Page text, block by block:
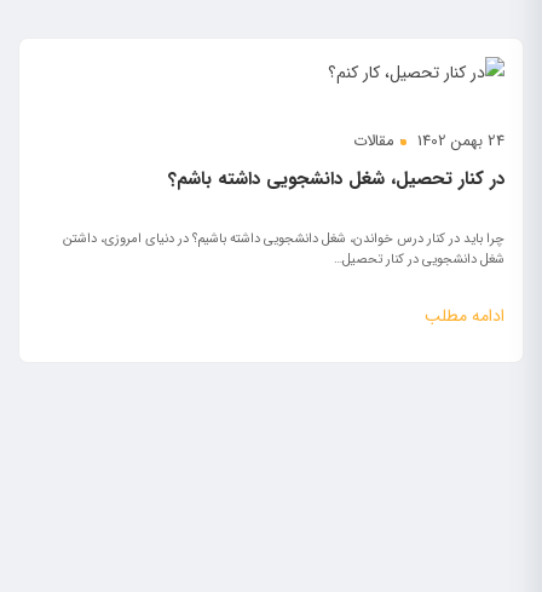
24 بهمن 1402 مقالات
در کنار تحصیل، شغل دانشجویی داشته باشم؟
چرا باید در کنار درس خواندن، شغل دانشجویی داشته باشیم؟ در دنیای امروزی، داشتن
شغل دانشجویی در کنار تحصیل…
ادامه مطلب